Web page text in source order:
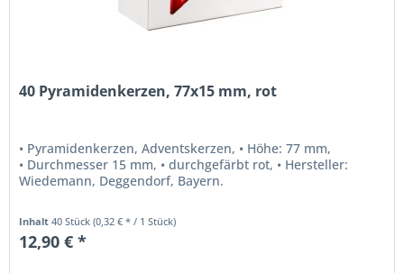
40 Pyramidenkerzen, 77x15 mm, rot
• Pyramidenkerzen, Adventskerzen, • Höhe: 77 mm,
• Durchmesser 15 mm, • durchgefärbt rot, • Hersteller:
Wiedemann, Deggendorf, Bayern.
Inhalt40 Stück(0,32 € * / 1 Stück)
12,90 € *